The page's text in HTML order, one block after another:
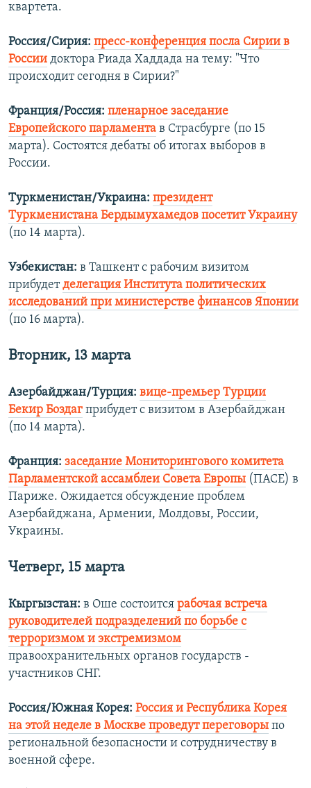
квартета.
Россия/Сирия: пресс-конференция посла Сирии в
России доктора Риада Хаддада на тему: "Что
происходит сегодня в Сирии?"
Франция/Россия: пленарное заседание
Европейского парламента в Страсбурге (по 15
марта). Состоятся дебаты об итогах выборов в
России.
Туркменистан/Украина: президент
Туркменистана Бердымухамедов посетит Украину
(по 14 марта).
Узбекистан: в Ташкент с рабочим визитом
прибудетделегация Института политических
исследований при министерстве финансов Японии
(по 16 марта).
Вторник, 13 марта
Азербайджан/Турция: вице-премьер Турции
Бекир Боздаг прибудет с визитом в Азербайджан
(по 14 марта).
Франция: заседание Мониторингового комитета
Парламентской ассамблеи Совета Европы (ПАСЕ) в
Париже. Ожидается обсуждение проблем
Азербайджана, Армении, Молдовы, России,
Украины.
Четверг, 15 марта
Кыргызстан: в Оше состоится рабочая встреча
руководителей подразделений по борьбе с
терроризмом и экстремизмом
правоохранительных органов государств -
участников СНГ.
Россия/Южная Корея: Россия и Республика Корея
на этой неделе в Москве проведут переговоры по
региональной безопасности и сотрудничеству в
военной сфере.